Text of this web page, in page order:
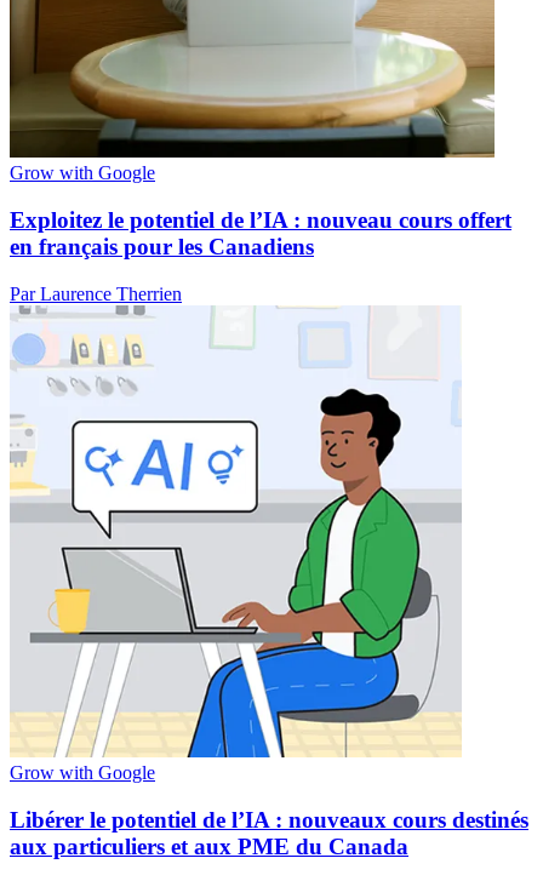
Grow with Google
Exploitez le potentiel de l’IA : nouveau cours offert
en français pour les Canadiens
Par Laurence Therrien
Grow with Google
Libérer le potentiel de l’IA : nouveaux cours destinés
aux particuliers et aux PME du Canada